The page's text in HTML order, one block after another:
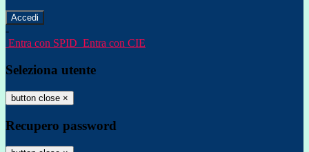
-
Entra con SPID Entra con CIE
Seleziona utente
button close ×
Recupero password